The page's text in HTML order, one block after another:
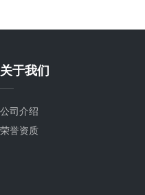
关于我们
公司介绍
荣誉资质